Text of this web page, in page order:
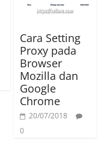
Cara Setting
Proxy pada
Browser
Mozilla dan
Google
Chrome
20/07/2018
0